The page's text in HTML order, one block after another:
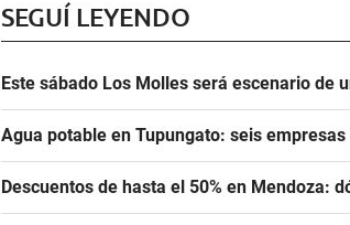
SEGUÍ LEYENDO
Este sábado Los Molles será escenario de
Agua potable en Tupungato: seis
Descuentos de hasta el 50% en Mendoza: